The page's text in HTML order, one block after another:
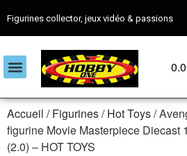
Figurines collector, jeux vidéo & passions
Accueil /Figurines/Hot Toys/
figurine Movie Masterpiece Diecast
(2.0) – HOT TOYS